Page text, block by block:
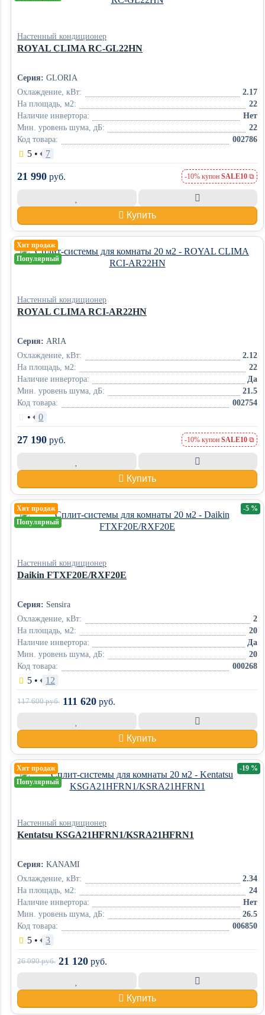
Настенный кондиционер
ROYAL CLIMA RC-GL22HN
Серия: GLORIA
Охлаждение, кВт:
2.17
На площадь, м2:
22
Наличие инвертора:
Нет
Мин. уровень шума, дБ:
22
Код товара:
002786
5 • 7
21 990 руб. -10% купон SALE10
Купить
Хит продаж
Популярный
Настенный кондиционер
ROYAL CLIMA RCI-AR22HN
Серия: ARIA
Охлаждение, кВт:
2.12
На площадь, м2:
22
Наличие инвертора:
Да
Мин. уровень шума, дБ:
21.5
Код товара:
002754
• 0
27 190 руб. -10% купон SALE10
Купить
Хит продаж
Популярный
Настенный кондиционер
Daikin FTXF20E/RXF20E
Серия: Sensira
Охлаждение, кВт:
2
На площадь, м2:
20
Наличие инвертора:
Да
Мин. уровень шума, дБ:
20
Код товара:
000268
5 • 12
-5 %
117 600руб. 111 620 руб.
Купить
Хит продаж
Популярный
Настенный кондиционер
Kentatsu KSGA21HFRN1/KSRA21HFRN1
Серия: KANAMI
Охлаждение, кВт:
2.34
На площадь, м2:
24
Наличие инвертора:
Нет
Мин. уровень шума, дБ:
26.5
Код товара:
006850
5 • 3
-19 %
26 090руб. 21 120 руб.
Купить